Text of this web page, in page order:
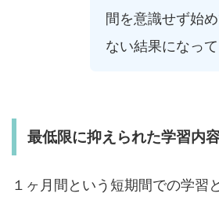
間を意識せず始
ない結果になって
最低限に抑えられた学習内
１ヶ月間という短期間での学習